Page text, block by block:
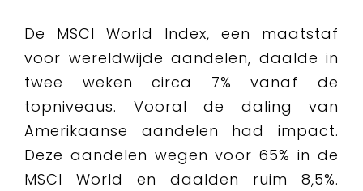
De MSCI World Index, een maatstaf
voor wereldwijde aandelen, daalde in
twee weken circa 7% vanaf de
topniveaus. Vooral de daling van
Amerikaanse aandelen had impact.
Deze aandelen wegen voor 65% in de
MSCI World en daalden ruim 8,5%.